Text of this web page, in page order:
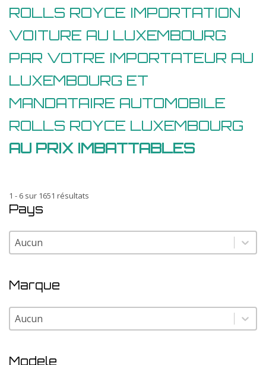
ROLLS ROYCE IMPORTATION
VOITURE AU LUXEMBOURG
PAR VOTRE IMPORTATEUR AU
LUXEMBOURG ET
MANDATAIRE AUTOMOBILE
ROLLS ROYCE LUXEMBOURG
AU PRIX IMBATTABLES
1 - 6 sur 1651 résultats
Pays
Pays
Pays
Marque
Marque
Marque
Modele